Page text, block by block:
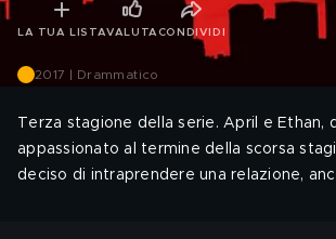
LA TUA LISTAVALUTA CONDIVIDI
2017 | Drammatico
Terza stagione della serie. April e Ethan,
appassionato al termine della scorsa
deciso di intraprendere una relazione,